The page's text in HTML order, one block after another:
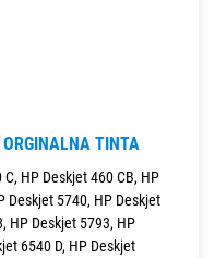
TINTA
HP Deskjet 460 CB, HP
Deskjet 5740, HP Deskjet
HP Deskjet 5793, HP
6540 D, HP Deskjet